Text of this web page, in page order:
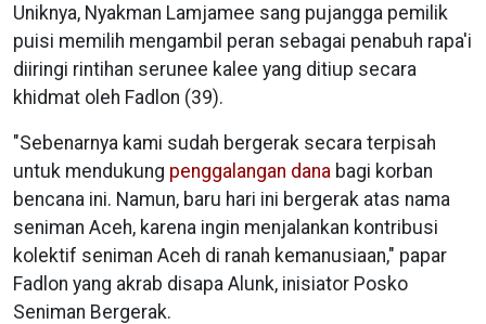
Uniknya, Nyakman Lamjamee sang pujangga pemilik
puisi memilih mengambil peran sebagai penabuh rapa'i
diiringi rintihan serunee kalee yang ditiup secara
khidmat oleh Fadlon (39).
"Sebenarnya kami sudah bergerak secara terpisah
untuk mendukung penggalangan dana bagi korban
bencana ini. Namun, baru hari ini bergerak atas nama
seniman Aceh, karena ingin menjalankan kontribusi
kolektif seniman Aceh di ranah kemanusiaan," papar
Fadlon yang akrab disapa Alunk, inisiator Posko
Seniman Bergerak.